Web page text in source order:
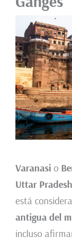
Varanasi o
Uttar Pradesh
está
antigua del
incluso